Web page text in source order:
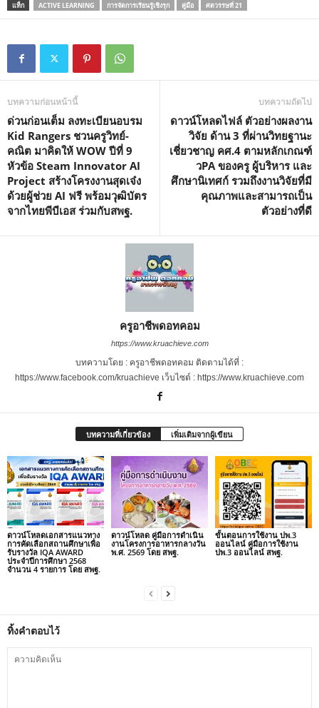
แท็ก ACTIVE LEARNING การจัดการเรียนรู้เชิงรุก คู่มือ ศตวรรษที่ 21
บทความก่อนหน้านี้
ด่วนก่อนเต็ม ลงทะเบียนอบรม
Kid Rangers ชวนครูวิทย์-
คณิต มาคิดให้ WOW ปีที่ 9
หัวข้อ Steam Innovator AI
Project สร้างโครงงานสุดเจ๋ง
ด้วยผู้ช่วย AI ฟรี พร้อมวุฒิบัตร
จากไทยพีบีเอส ร่วมกับสพฐ.
บทความถัดไป
ดาวน์โหลดไฟล์ ตัวอย่างผลงาน
วิจัย ด้าน 3 ที่ผ่านวิทยฐานะ
เชี่ยวชาญ คศ.4 ตามหลักเกณฑ์
วPA ของครู ผู้บริหาร และ
ศึกษานิเทศก์ รวมถึงงานวิจัยที่มี
คุณภาพและสามารถเป็น
ตัวอย่างที่ดี
ครูอาชีพดอทคอม
https://www.kruachieve.com
บทความโดย : ครูอาชีพดอทคอม ติดตามได้ที่ :
https://www.facebook.com/kruachieve เว็บไซต์ : https://www.kruachieve.com
บทความที่เกี่ยวข้อง เพิ่มเติมจากผู้เขียน
ดาวน์โหลดเอกสารแนวทาง
การคัดเลือกสถานศึกษาเพื่อ
รับรางวัล IQA AWARD
ประจำปีการศึกษา 2568
จำนวน 4 รายการ โดย สพฐ.
ดาวน์โหลด คู่มือการดำเนิน
งานโครงการอาหารกลางวัน
พ.ศ. 2569 โดย สพฐ.
ขั้นตอนการใช้งาน ปพ.3
ออนไลน์ คู่มือการใช้งาน
ปพ.3 ออนไลน์ สพฐ.
ทิ้งคำตอบไว้